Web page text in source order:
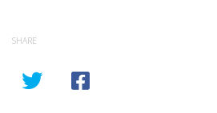
SHARE